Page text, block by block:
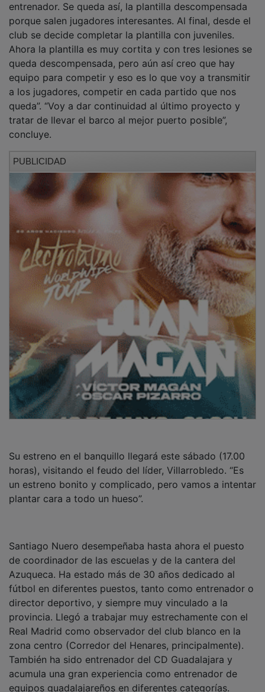
porque salen jugadores interesantes. Al final, desde el
club se decide completar la plantilla con juveniles.
Ahora la plantilla es muy cortita y con tres lesiones se
queda descompensada, pero aún así creo que hay
equipo para competir y eso es lo que voy a transmitir
a los jugadores, competir en cada partido que nos
queda”. “Voy a dar continuidad al último proyecto y
tratar de llevar el barco al mejor puerto posible”,
concluye.
horas), visitando el feudo del líder, Villarrobledo. “Es
un estreno bonito y complicado, pero vamos a intentar
plantar cara a todo un hueso”.
de coordinador de las escuelas y de la cantera del
Azuqueca. Ha estado más de 30 años dedicado al
fútbol en diferentes puestos, tanto como entrenador o
director deportivo, y siempre muy vinculado a la
provincia. Llegó a trabajar muy estrechamente con el
Real Madrid como observador del club blanco en la
zona centro (Corredor del Henares, principalmente).
También ha sido entrenador del CD Guadalajara y
acumula una gran experiencia como entrenador de
equipos guadalajareños en diferentes categorías.